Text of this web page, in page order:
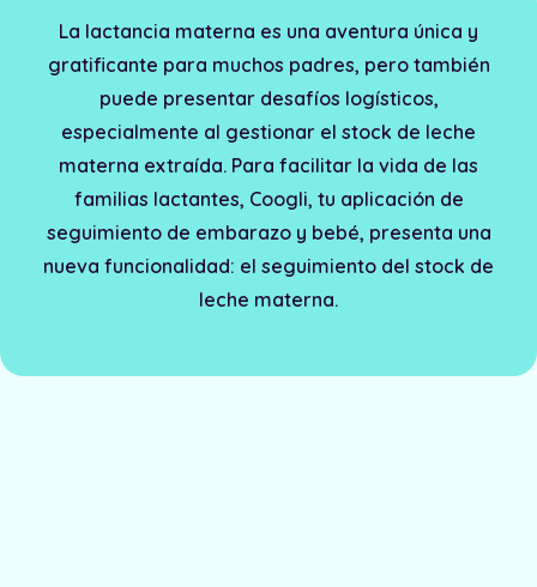
La lactancia materna es una aventura única y
gratificante para muchos padres, pero también
puede presentar desafíos logísticos,
especialmente al gestionar el stock de leche
materna extraída. Para facilitar la vida de las
familias lactantes, Coogli, tu aplicación de
seguimiento de embarazo y bebé, presenta una
nueva funcionalidad: el seguimiento del stock de
leche materna.